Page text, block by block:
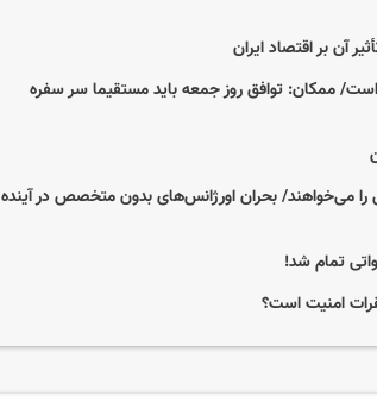
آن بر اقتصاد ایران
ممکان: توافق روز جمعه باید مستقیما سر سفره
می‌خواهند/ بحران اورژانس‌های بدون متخصص در آینده
تمام شد!
امنیت است؟